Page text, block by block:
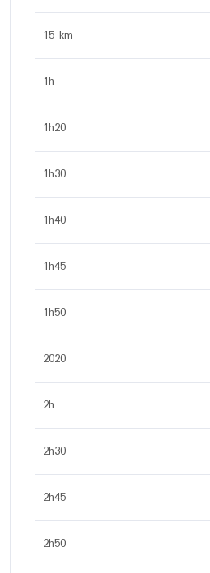
15 km
1h
1h20
1h30
1h40
1h45
1h50
2020
2h
2h30
2h45
2h50